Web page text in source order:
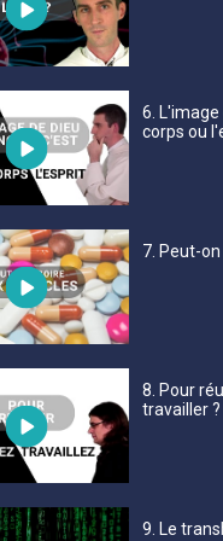
6 .
corps ou
7. Peut-
8 . Pour
travailler ?
9 . Le